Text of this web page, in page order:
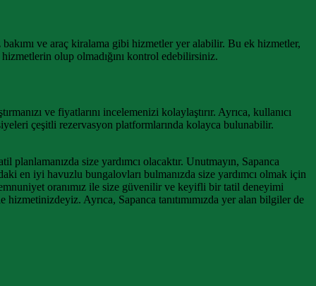
ve araç kiralama gibi hizmetler yer alabilir. Bu ek hizmetler,
olup olmadığını kontrol edebilirsiniz.
ve fiyatlarını incelemenizi kolaylaştırır. Ayrıca, kullanıcı
çeşitli rezervasyon platformlarında kolayca bulunabilir.
size yardımcı olacaktır. Unutmayın, Sapanca
en iyi havuzlu bungalovları bulmanızda size yardımcı olmak için
oranımız ile size güvenilir ve keyifli bir tatil deneyimi
Ayrıca, Sapanca tanıtımımızda yer alan bilgiler de